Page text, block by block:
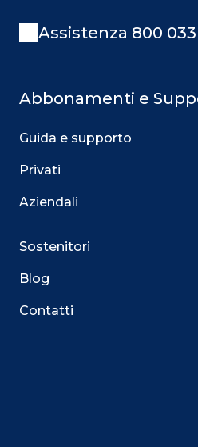
Assistenza 800
Abbonamenti e
Guida e supporto
Privati
Aziendali
Sostenitori
Blog
Contatti